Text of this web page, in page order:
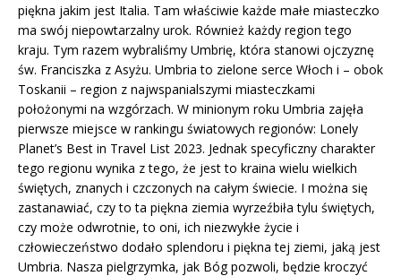
piękna jakim jest Italia. Tam właściwie każde małe miasteczko
ma swój niepowtarzalny urok. Również każdy region tego
kraju. Tym razem wybraliśmy Umbrię, która stanowi ojczyznę
św. Franciszka z Asyżu. Umbria to zielone serce Włoch i – obok
Toskanii – region z najwspanialszymi miasteczkami
położonymi na wzgórzach. W minionym roku Umbria zajęła
pierwsze miejsce w rankingu światowych regionów: Lonely
Planet’s Best in Travel List 2023. Jednak specyficzny charakter
tego regionu wynika z tego, że jest to kraina wielu wielkich
świętych, znanych i czczonych na całym świecie. I można się
zastanawiać, czy to ta piękna ziemia wyrzeźbiła tylu świętych,
czy może odwrotnie, to oni, ich niezwykłe życie i
człowieczeństwo dodało splendoru i piękna tej ziemi, jaką jest
Umbria. Nasza pielgrzymka, jak Bóg pozwoli, będzie kroczyć